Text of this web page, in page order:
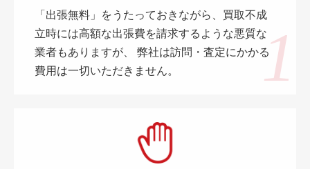
「出張無料」をうたっておきながら、買取不成
立時には高額な出張費を請求するような悪質な
業者もありますが、 弊社は訪問・査定にかかる
費用は一切いただきません。